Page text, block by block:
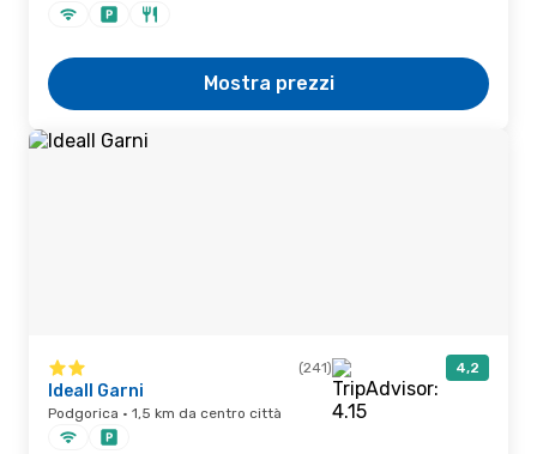
Mostra prezzi
(241) 4,2
Ideall Garni
Podgorica · 1,5 km da centro città